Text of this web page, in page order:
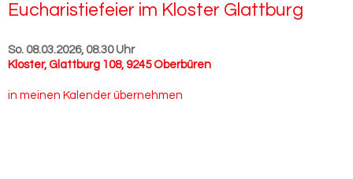
Eu­cha­ris­tie­fei­er im Klos­ter Glatt­burg
So. 08.03.2026, 08.30 Uhr
Kloster,Glattburg 108, 9245 Oberbüren
in meinen Kalender übernehmen